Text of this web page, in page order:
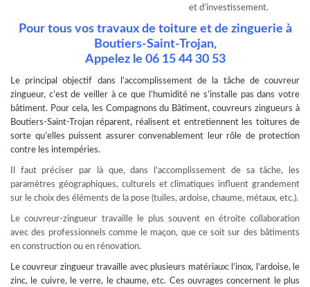
et d’investissement.
Pour tous vos travaux de toiture et de zinguerie à
Boutiers-Saint-Trojan,
Appelez le 06 15 44 30 53
Le principal objectif dans l’accomplissement de la tâche de couvreur
zingueur, c’est de veiller à ce que l’humidité ne s’installe pas dans votre
bâtiment. Pour cela, les Compagnons du Bâtiment, couvreurs zingueurs à
Boutiers-Saint-Trojan réparent, réalisent et entretiennent les toitures de
sorte qu’elles puissent assurer convenablement leur rôle de protection
contre les intempéries.
Il faut préciser par là que, dans l’accomplissement de sa tâche, les
paramètres géographiques, culturels et climatiques influent grandement
sur le choix des éléments de la pose (tuiles, ardoise, chaume, métaux, etc.).
Le couvreur-zingueur travaille le plus souvent en étroite collaboration
avec des professionnels comme le maçon, que ce soit sur des bâtiments
en construction ou en rénovation.
Le couvreur zingueur travaille avec plusieurs matériaux: l’inox, l’ardoise, le
zinc, le cuivre, le verre, le chaume, etc. Ces ouvrages concernent le plus